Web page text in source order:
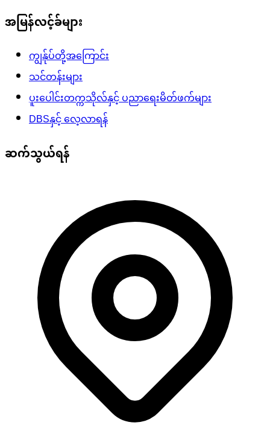
အမြန်လင့်ခ်များ
ကျွန်ုပ်တို့အကြောင်း
သင်တန်းများ
ပူးပေါင်းတက္ကသိုလ်နှင့် ပညာရေးမိတ်ဖက်များ
DBSနှင့် လေ့လာရန်
ဆက်သွယ်ရန်